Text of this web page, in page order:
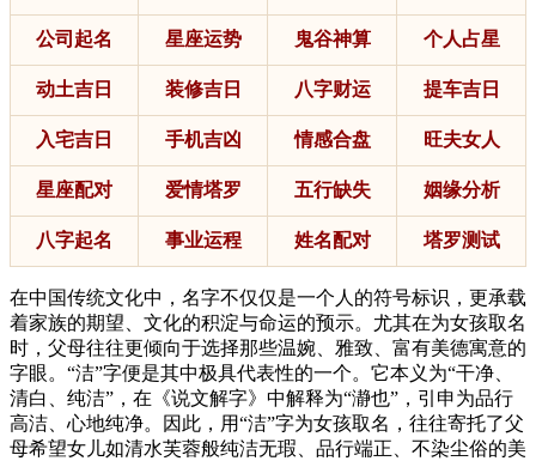
公司起名 星座运势 鬼谷神算 个人占星
动土吉日 装修吉日 八字财运 提车吉日
入宅吉日 手机吉凶 情感合盘 旺夫女人
星座配对 爱情塔罗 五行缺失 姻缘分析
八字起名 事业运程 姓名配对 塔罗测试
在中国传统文化中，名字不仅仅是一个人的符号标识，更承载
着家族的期望、文化的积淀与命运的预示。尤其在为女孩取名
时，父母往往更倾向于选择那些温婉、雅致、富有美德寓意的
字眼。“洁”字便是其中极具代表性的一个。它本义为“干净、
清白、纯洁”，在《说文解字》中解释为“瀞也”，引申为品行
高洁、心地纯净。因此，用“洁”字为女孩取名，往往寄托了父
母希望女儿如清水芙蓉般纯洁无瑕、品行端正、不染尘俗的美